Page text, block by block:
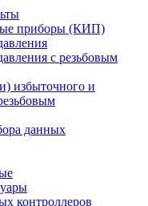
приборы (КИП)
с резьбовым
избыточного и
данных
контроллеров